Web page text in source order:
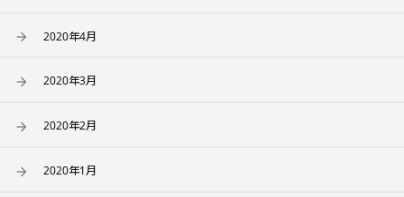
2020年4月
2020年3月
2020年2月
2020年1月